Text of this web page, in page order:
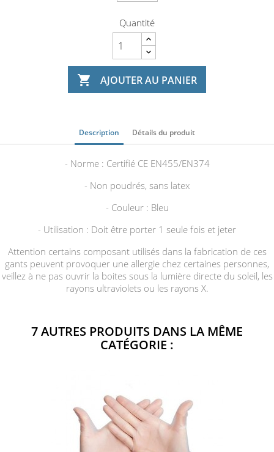
Quantité
 AJOUTER AU PANIER
Description Détails du produit
- Norme : Certifié CE EN455/EN374
- Non poudrés, sans latex
- Couleur : Bleu
- Utilisation : Doit être porter 1 seule fois et jeter
Attention certains composant utilisés dans la fabrication de ces
gants peuvent provoquer une allergie chez certaines personnes,
veillez à ne pas ouvrir la boites sous la lumière directe du soleil, les
rayons ultraviolets ou les rayons X.
7 AUTRES PRODUITS DANS LA MÊME
CATÉGORIE :